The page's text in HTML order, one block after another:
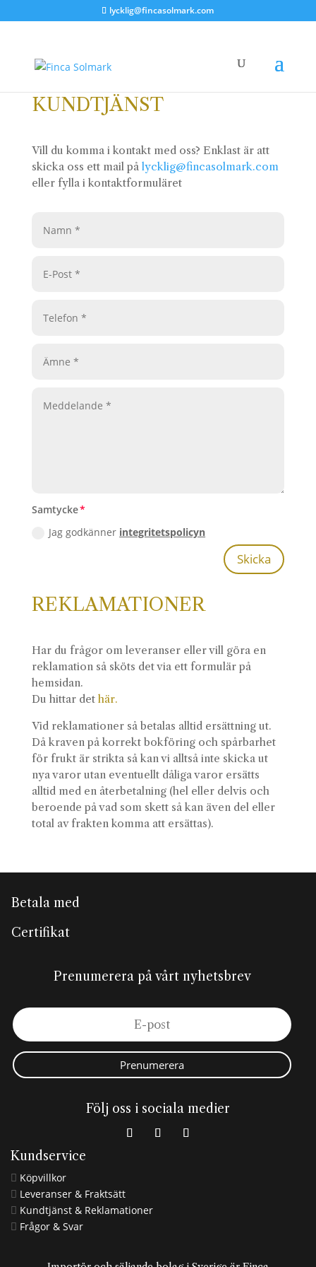
lycklig@fincasolmark.com
KUNDTJÄNST
Vill du komma i kontakt med oss? Enklast är att
skicka oss ett mail på lycklig@fincasolmark.com
eller fylla i kontaktformuläret
Samtycke
Jag godkänner integritetspolicyn
Skicka
REKLAMATIONER
Har du frågor om leveranser eller vill göra en
reklamation så sköts det via ett formulär på
hemsidan.
Du hittar det här.
Vid reklamationer så betalas alltid ersättning ut.
Då kraven på korrekt bokföring och spårbarhet
för frukt är strikta så kan vi alltså inte skicka ut
nya varor utan eventuellt dåliga varor ersätts
alltid med en återbetalning (hel eller delvis och
beroende på vad som skett så kan även del eller
total av frakten komma att ersättas).
Betala med
Certifikat
Prenumerera på vårt nyhetsbrev
Prenumerera
Följ oss i sociala medier
Kundservice
 Köpvillkor
 Leveranser & Fraktsätt
 Kundtjänst & Reklamationer
 Frågor & Svar